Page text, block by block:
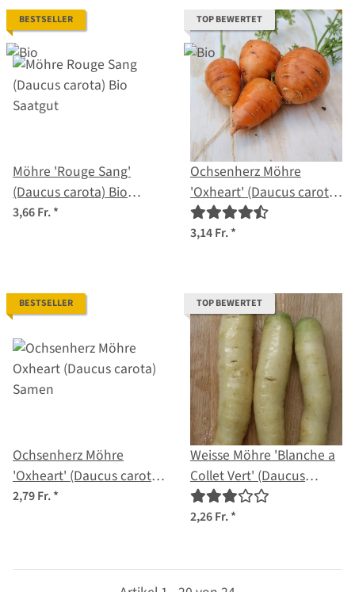
BESTSELLER
Möhre 'Rouge Sang'
(Daucus carota) Bio
Saatgut
3,66 Fr.*
TOP BEWERTET
Ochsenherz Möhre
'Oxheart' (Daucus carota)
Bio Saatgut
3,14 Fr.*
BESTSELLER
Ochsenherz Möhre
'Oxheart' (Daucus carota)
Samen
2,79 Fr.*
TOP BEWERTET
Weisse Möhre 'Blanche a
Collet Vert' (Daucus
carota) Samen
2,26 Fr.*